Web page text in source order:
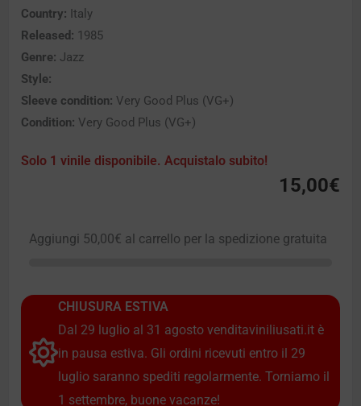
Country: Italy
Released: 1985
Genre: Jazz
Style:
Sleeve condition: Very Good Plus (VG+)
Condition: Very Good Plus (VG+)
Solo 1 vinile disponibile. Acquistalo subito!
15,00€
Aggiungi 50,00€ al carrello per la spedizione gratuita
CHIUSURA ESTIVA
Dal 29 luglio al 31 agosto venditaviniliusati.it è
in pausa estiva. Gli ordini ricevuti entro il 29
luglio saranno spediti regolarmente. Torniamo il
1 settembre, buone vacanze!